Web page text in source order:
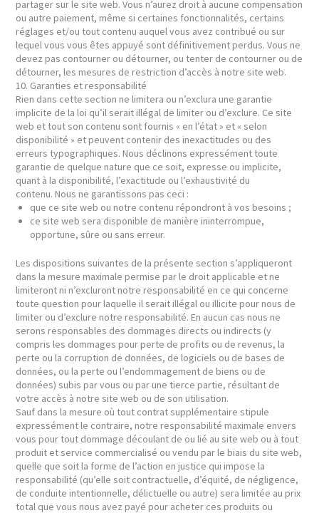
partager sur le site web. Vous n’aurez droit à aucune compensation
ou autre paiement, même si certaines fonctionnalités, certains
réglages et/ou tout contenu auquel vous avez contribué ou sur
lequel vous vous êtes appuyé sont définitivement perdus. Vous ne
devez pas contourner ou détourner, ou tenter de contourner ou de
détourner, les mesures de restriction d’accès à notre site web.
10. Garanties et responsabilité
Rien dans cette section ne limitera ou n’exclura une garantie
implicite de la loi qu’il serait illégal de limiter ou d’exclure. Ce site
web et tout son contenu sont fournis « en l’état » et « selon
disponibilité » et peuvent contenir des inexactitudes ou des
erreurs typographiques. Nous déclinons expressément toute
garantie de quelque nature que ce soit, expresse ou implicite,
quant à la disponibilité, l’exactitude ou l’exhaustivité du
contenu. Nous ne garantissons pas ceci :
que ce site web ou notre contenu répondront à vos besoins ;
ce site web sera disponible de manière ininterrompue,
opportune, sûre ou sans erreur.
Les dispositions suivantes de la présente section s’appliqueront
dans la mesure maximale permise par le droit applicable et ne
limiteront ni n’excluront notre responsabilité en ce qui concerne
toute question pour laquelle il serait illégal ou illicite pour nous de
limiter ou d’exclure notre responsabilité. En aucun cas nous ne
serons responsables des dommages directs ou indirects (y
compris les dommages pour perte de profits ou de revenus, la
perte ou la corruption de données, de logiciels ou de bases de
données, ou la perte ou l’endommagement de biens ou de
données) subis par vous ou par une tierce partie, résultant de
votre accès à notre site web ou de son utilisation.
Sauf dans la mesure où tout contrat supplémentaire stipule
expressément le contraire, notre responsabilité maximale envers
vous pour tout dommage découlant de ou lié au site web ou à tout
produit et service commercialisé ou vendu par le biais du site web,
quelle que soit la forme de l’action en justice qui impose la
responsabilité (qu’elle soit contractuelle, d’équité, de négligence,
de conduite intentionnelle, délictuelle ou autre) sera limitée au prix
total que vous nous avez payé pour acheter ces produits ou